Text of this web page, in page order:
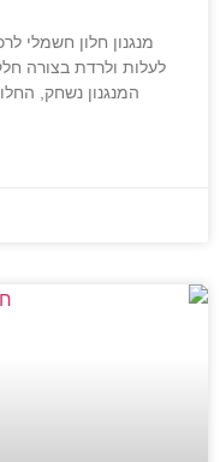
מנגנון חלון חשמלי
לעלות ולרדת בצורה
המנגנון נשחק,